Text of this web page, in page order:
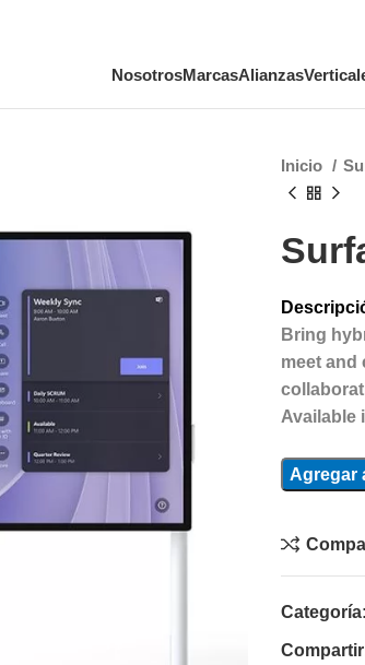
NosotrosMarcasAlianzas
Inicio
Bring
meet and
Available
Agregar
Categoría: